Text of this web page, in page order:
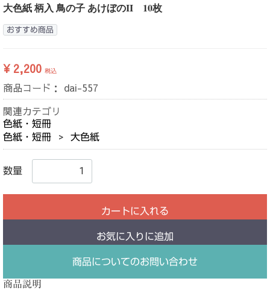
大色紙 柄入 鳥の子 あけぼのII 10枚
おすすめ商品
¥ 2,200 税込
商品コード： dai-557
関連カテゴリ
色紙・短冊
色紙・短冊
大色紙
数量
カートに入れる
お気に入りに追加
商品についてのお問い合わせ
商品説明